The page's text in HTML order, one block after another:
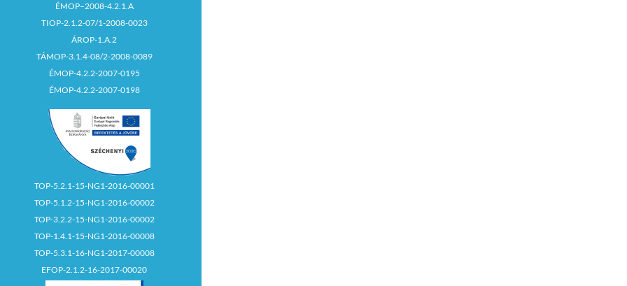
ÉMOP–2008-4.2.1.A
TIOP-2.1.2-07/1-2008-0023
ÁROP-1.A.2
TÁMOP-3.1.4-08/2-2008-0089
ÉMOP-4.2.2-2007-0195
ÉMOP-4.2.2-2007-0198
TOP-5.2.1-15-NG1-2016-00001
TOP-5.1.2-15-NG1-2016-00002
TOP-3.2.2-15-NG1-2016-00002
TOP-1.4.1-15-NG1-2016-00008
TOP-5.3.1-16-NG1-2017-00008
EFOP-2.1.2-16-2017-00020